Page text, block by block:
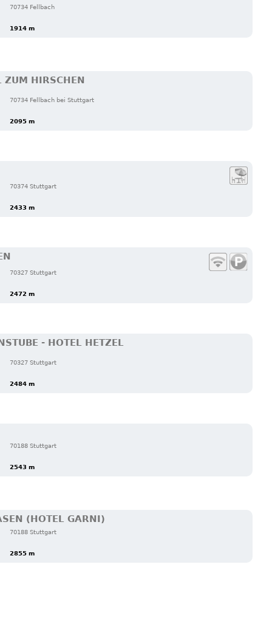
70734 Fellbach
1914 m
ZUM HIRSCHEN
70734 Fellbach bei Stuttgart
2095 m
70374 Stuttgart
2433 m
70327 Stuttgart
2472 m
- HOTEL HETZEL
70327 Stuttgart
2484 m
70188 Stuttgart
2543 m
(HOTEL GARNI)
70188 Stuttgart
2855 m